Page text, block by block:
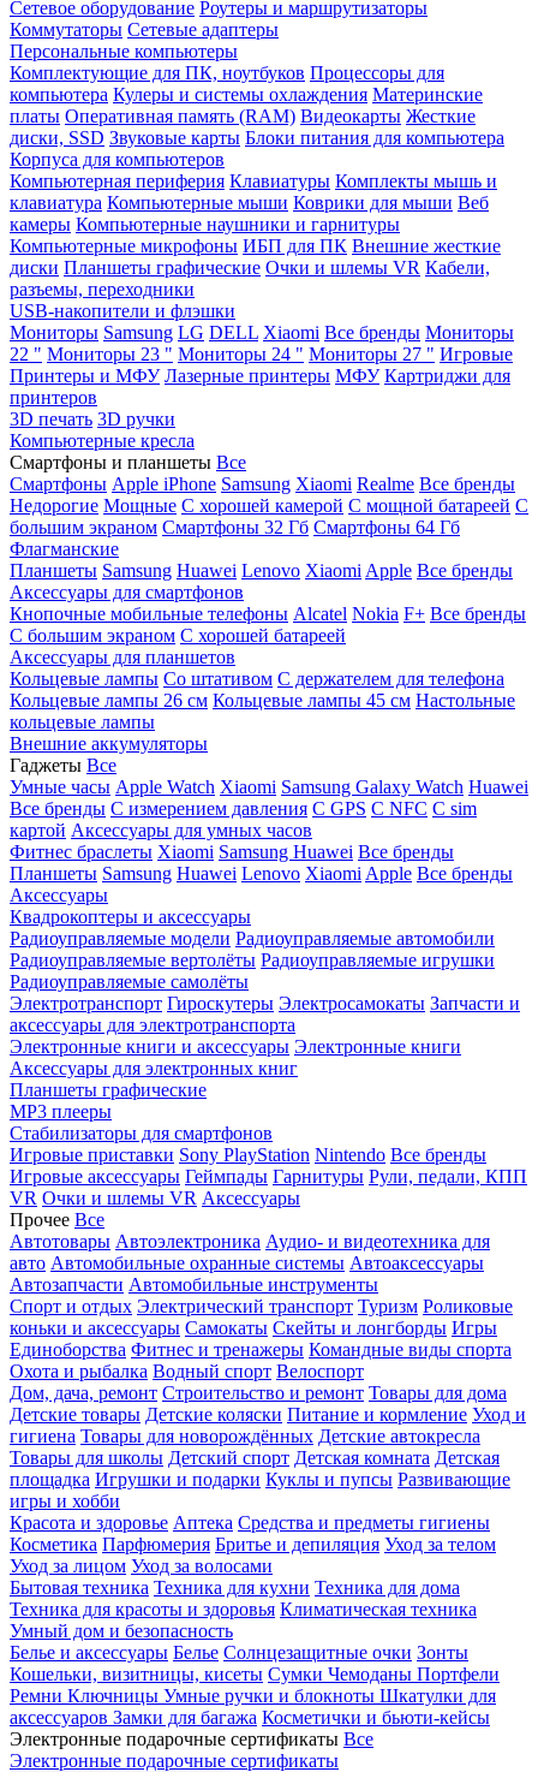
Сетевое оборудование Роутеры и маршрутизаторы
Коммутаторы Сетевые адаптеры
Персональные компьютеры
Комплектующие для ПК, ноутбуков Процессоры для
компьютера Кулеры и системы охлаждения Материнские
платы Оперативная память (RAM) Видеокарты Жесткие
диски, SSD Звуковые карты Блоки питания для компьютера
Корпуса для компьютеров
Компьютерная периферия Клавиатуры Комплекты мышь и
клавиатура Компьютерные мыши Коврики для мыши Веб
камеры Компьютерные наушники и гарнитуры
Компьютерные микрофоны ИБП для ПК Внешние жесткие
диски Планшеты графические Очки и шлемы VR Кабели,
разъемы, переходники
USB-накопители и флэшки
Мониторы Samsung LG DELL Xiaomi Все бренды Мониторы
22 " Мониторы 23 " Мониторы 24 " Мониторы 27 " Игровые
Принтеры и МФУ Лазерные принтеры МФУ Картриджи для
принтеров
3D печать 3D ручки
Компьютерные кресла
Смартфоны и планшеты Все
Смартфоны Apple iPhone Samsung Xiaomi Realme Все бренды
Недорогие Мощные С хорошей камерой С мощной батареей С
большим экраном Смартфоны 32 Гб Смартфоны 64 Гб
Флагманские
Планшеты Samsung Huawei Lenovo Xiaomi Apple Все бренды
Аксессуары для смартфонов
Кнопочные мобильные телефоны Alcatel Nokia F+ Все бренды
С большим экраном С хорошей батареей
Аксессуары для планшетов
Кольцевые лампы Со штативом C держателем для телефона
Кольцевые лампы 26 см Кольцевые лампы 45 см Настольные
кольцевые лампы
Внешние аккумуляторы
Гаджеты Все
Умные часы Apple Watch Xiaomi Samsung Galaxy Watch Huawei
Все бренды C измерением давления C GPS C NFC C sim
картой Аксессуары для умных часов
Фитнес браслеты Xiaomi Samsung Huawei Все бренды
Планшеты Samsung Huawei Lenovo Xiaomi Apple Все бренды
Аксессуары
Квадрокоптеры и аксессуары
Радиоуправляемые модели Радиоуправляемые автомобили
Радиоуправляемые вертолёты Радиоуправляемые игрушки
Радиоуправляемые самолёты
Электротранспорт Гироскутеры Электросамокаты Запчасти и
аксессуары для электротранспорта
Электронные книги и аксессуары Электронные книги
Аксессуары для электронных книг
Планшеты графические
MP3 плееры
Стабилизаторы для смартфонов
Игровые приставки Sony PlayStation Nintendo Все бренды
Игровые аксессуары Геймпады Гарнитуры Рули, педали, КПП
VR Очки и шлемы VR Аксессуары
Прочее Все
Автотовары Автоэлектроника Аудио- и видеотехника для
авто Автомобильные охранные системы Автоаксессуары
Автозапчасти Автомобильные инструменты
Спорт и отдых Электрический транспорт Туризм Роликовые
коньки и аксессуары Самокаты Скейты и лонгборды Игры
Единоборства Фитнес и тренажеры Командные виды спорта
Охота и рыбалка Водный спорт Велоспорт
Дом, дача, ремонт Строительство и ремонт Товары для дома
Детские товары Детские коляски Питание и кормление Уход и
гигиена Товары для новорождённых Детские автокресла
Товары для школы Детский спорт Детская комната Детская
площадка Игрушки и подарки Куклы и пупсы Развивающие
игры и хобби
Красота и здоровье Аптека Средства и предметы гигиены
Косметика Парфюмерия Бритье и депиляция Уход за телом
Уход за лицом Уход за волосами
Бытовая техника Техника для кухни Техника для дома
Техника для красоты и здоровья Климатическая техника
Умный дом и безопасность
Белье и аксессуары Белье Солнцезащитные очки Зонты
Кошельки, визитницы, кисеты Сумки Чемоданы Портфели
Ремни Ключницы Умные ручки и блокноты Шкатулки для
аксессуаров Замки для багажа Косметички и бьюти-кейсы
Электронные подарочные сертификаты Все
Электронные подарочные сертификаты